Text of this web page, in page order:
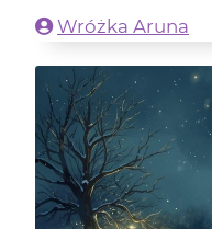
Wróżka Aruna